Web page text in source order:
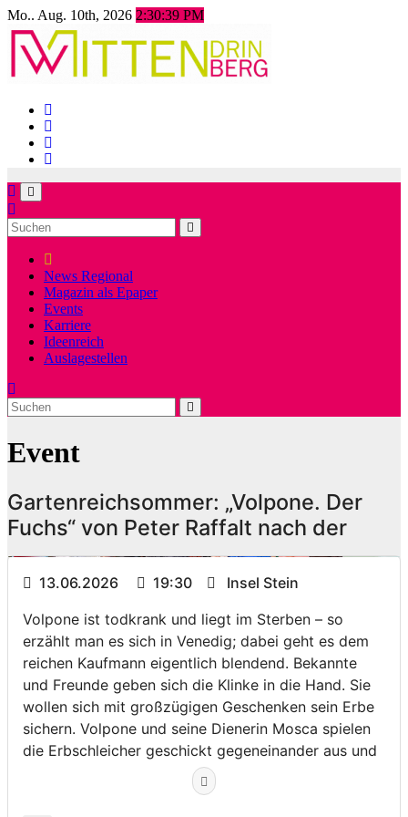
Zum
Inhalt
springen
Mo.. Aug. 10th, 2026 2:30:41 PM
News Regional
Magazin als Epaper
Events
Karriere
Ideenreich
Auslagestellen
Event
Gartenreichsommer: „Volpone. Der
Fuchs“ von Peter Raffalt nach der
13.06.2026 19:30
Insel Stein
Volpone ist todkrank und liegt im Sterben – so
erzählt man es sich in Venedig; dabei geht es dem
reichen Kaufmann eigentlich blendend. Bekannte
und Freunde geben sich die Klinke in die Hand. Sie
wollen sich mit großzügigen Geschenken sein Erbe
sichern. Volpone und seine Dienerin Mosca spielen
die Erbschleicher geschickt gegeneinander aus und
verfolgen das Ziel, sich ihrerseits an ihnen zu
bereichern. Gemeinsam setzen sie Volpones